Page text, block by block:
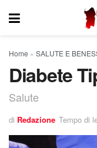
Home » SALUTE E
Diabete
Salute
di Redazione Tempo di